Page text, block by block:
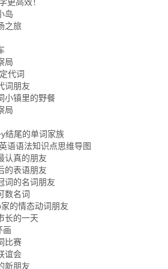
岛
之旅
局
代词
词朋友
小镇里的野餐
局
结尾的单词家族
语语法知识点思维导图
认真的朋友
的表语朋友
词的名词朋友
数名词
的情态动词朋友
长的一天
画
比赛
谊会
新朋友